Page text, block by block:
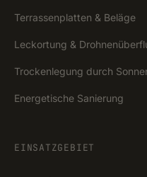
Terrassenplatten & Beläge
Leckortung &
Trockenlegung durch
Energetische Sanierung
EINSATZGEBIET